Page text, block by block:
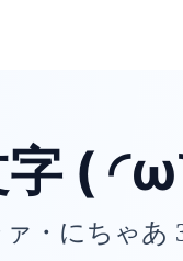
(
・にちゃあ